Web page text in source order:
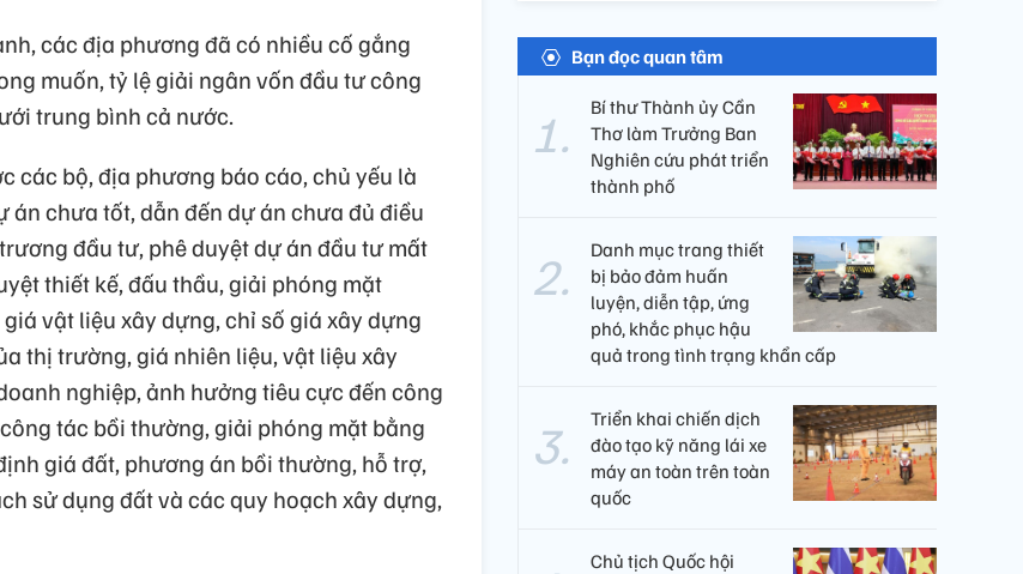
các địa phương đã có nhiều cố gắng
muốn, tỷ lệ giải ngân vốn đầu tư công
trung bình cả nước.
các bộ, địa phương báo cáo, chủ yếu là
chưa tốt, dẫn đến dự án chưa đủ điều
đầu tư, phê duyệt dự án đầu tư mất
thiết kế, đấu thầu, giải phóng mặt
vật liệu xây dựng, chỉ số giá xây dựng
thị trường, giá nhiên liệu, vật liệu xây
nghiệp, ảnh hưởng tiêu cực đến công
tác bồi thường, giải phóng mặt bằng
giá đất, phương án bồi thường, hỗ trợ,
sử dụng đất và các quy hoạch xây dựng,
Bạn đọc quan tâm
Bí thư Thành ủy Cần
Thơ làm Trưởng Ban
Nghiên cứu phát triển
thành phố
Danh mục trang thiết
bị bảo đảm huấn
luyện, diễn tập, ứng
phó, khắc phục hậu
quả trong tình trạng khẩn cấp
Triển khai chiến dịch
đào tạo kỹ năng lái xe
máy an toàn trên toàn
quốc
Chủ tịch Quốc hội